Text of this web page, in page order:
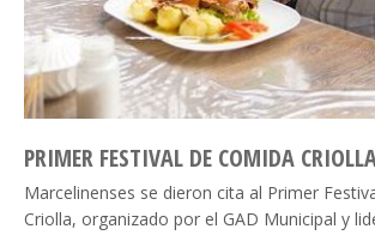
PRIMER FESTIVAL DE COMIDA
Marcelinenses se dieron cita al Primer
Criolla, organizado por el GAD Municipal y